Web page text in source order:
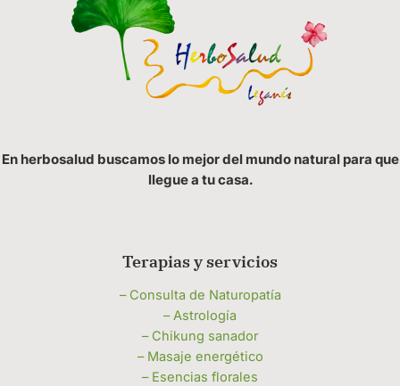
En herbosalud buscamos lo mejor del mundo natural para que
llegue a tu casa.
Terapias y servicios
– Consulta de Naturopatía
– Astrología
– Chikung sanador
– Masaje energético
– Esencias florales